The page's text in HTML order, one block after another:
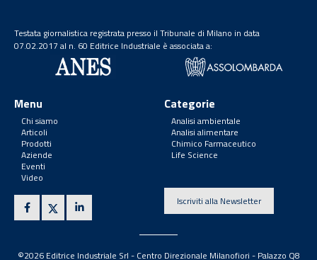
Testata giornalistica registrata presso il Tribunale di Milano in data
07.02.2017 al n. 60 Editrice Industriale è associata a:
Menu
Chi siamo
Articoli
Prodotti
Aziende
Eventi
Video
Categorie
Analisi ambientale
Analisi alimentare
Chimico Farmaceutico
Life Science
Iscriviti alla Newsletter
©2026 Editrice Industriale Srl - Centro Direzionale Milanofiori - Palazzo Q8